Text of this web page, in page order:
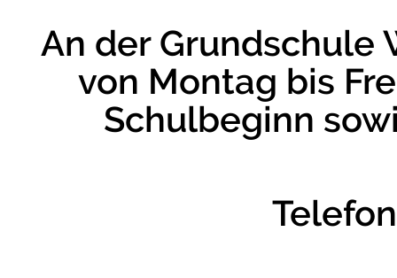
An der Grundschule
von Montag bis
Schulbeginn